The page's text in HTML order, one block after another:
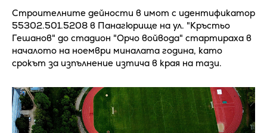
Строителните дейности в имот с идентификатор
55302.501.5208 в Панагюрище на ул. "Кръстьо
Гешанов" до стадион "Орчо войвода" стартираха в
началото на ноември миналата година, като
срокът за изпълнение изтича в края на тази.